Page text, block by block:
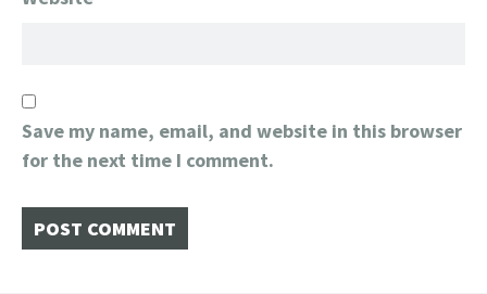
Save my name, email, and website in this browser
for the next time I comment.